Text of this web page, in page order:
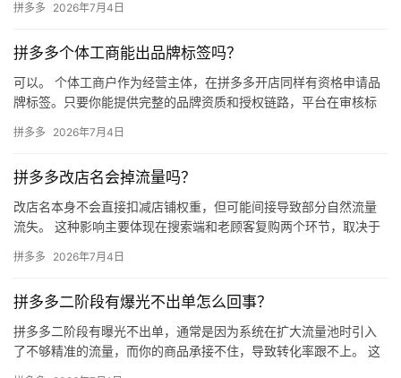
拼多多 2026年7月4日
拼多多个体工商能出品牌标签吗？
可以。 个体工商户作为经营主体，在拼多多开店同样有资格申请品
牌标签。只要你能提供完整的品牌资质和授权链路，平台在审核标
牌…
拼多多 2026年7月4日
拼多多改店名会掉流量吗？
改店名本身不会直接扣减店铺权重，但可能间接导致部分自然流量
流失。 这种影响主要体现在搜索端和老顾客复购两个环节，取决于
制…
拼多多 2026年7月4日
拼多多二阶段有爆光不出单怎么回事？
拼多多二阶段有曝光不出单，通常是因为系统在扩大流量池时引入
了不够精准的流量，而你的商品承接不住，导致转化率跟不上。 这